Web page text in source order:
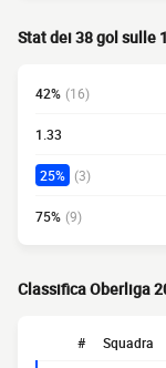
Stat dei 38 gol sulle
42% (16)
1.33
25% (3)
75% (9)
Classifica Oberliga
# Squadra